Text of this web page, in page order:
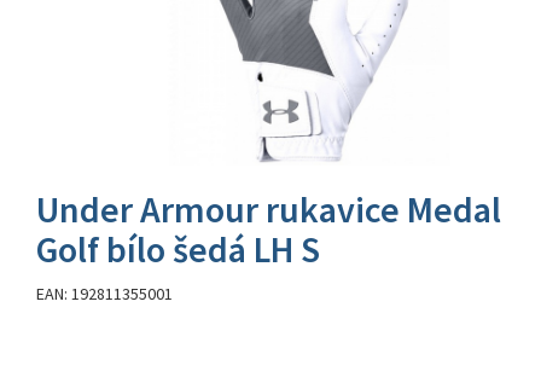
Under Armour rukavice Medal
Golf bílo šedá LH S
EAN: 192811355001